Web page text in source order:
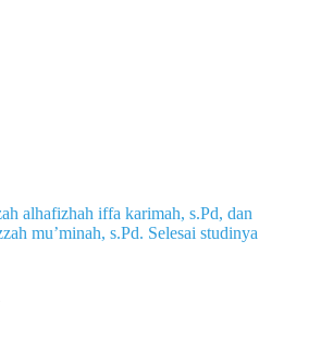
alhafizhah iffa karimah, s.Pd, dan
mu’minah, s.Pd. Selesai studinya